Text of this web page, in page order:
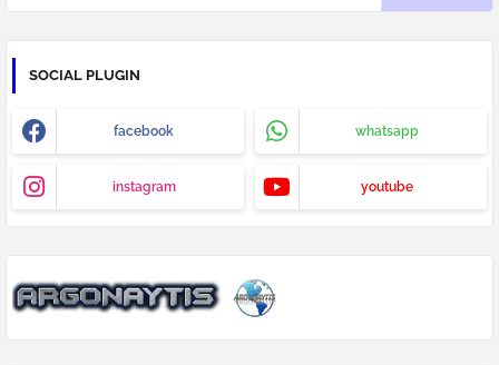
SOCIAL PLUGIN
facebook whatsapp
instagram youtube